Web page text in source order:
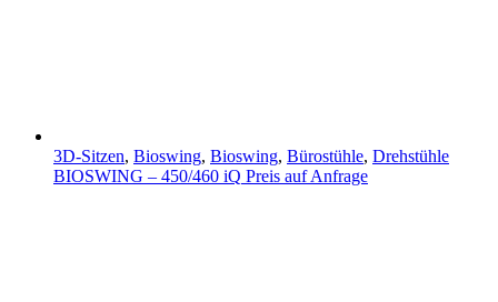
3D-Sitzen, Bioswing, Bioswing, Bürostühle, Drehstühle
BIOSWING – 450/460 iQ Preis auf Anfrage